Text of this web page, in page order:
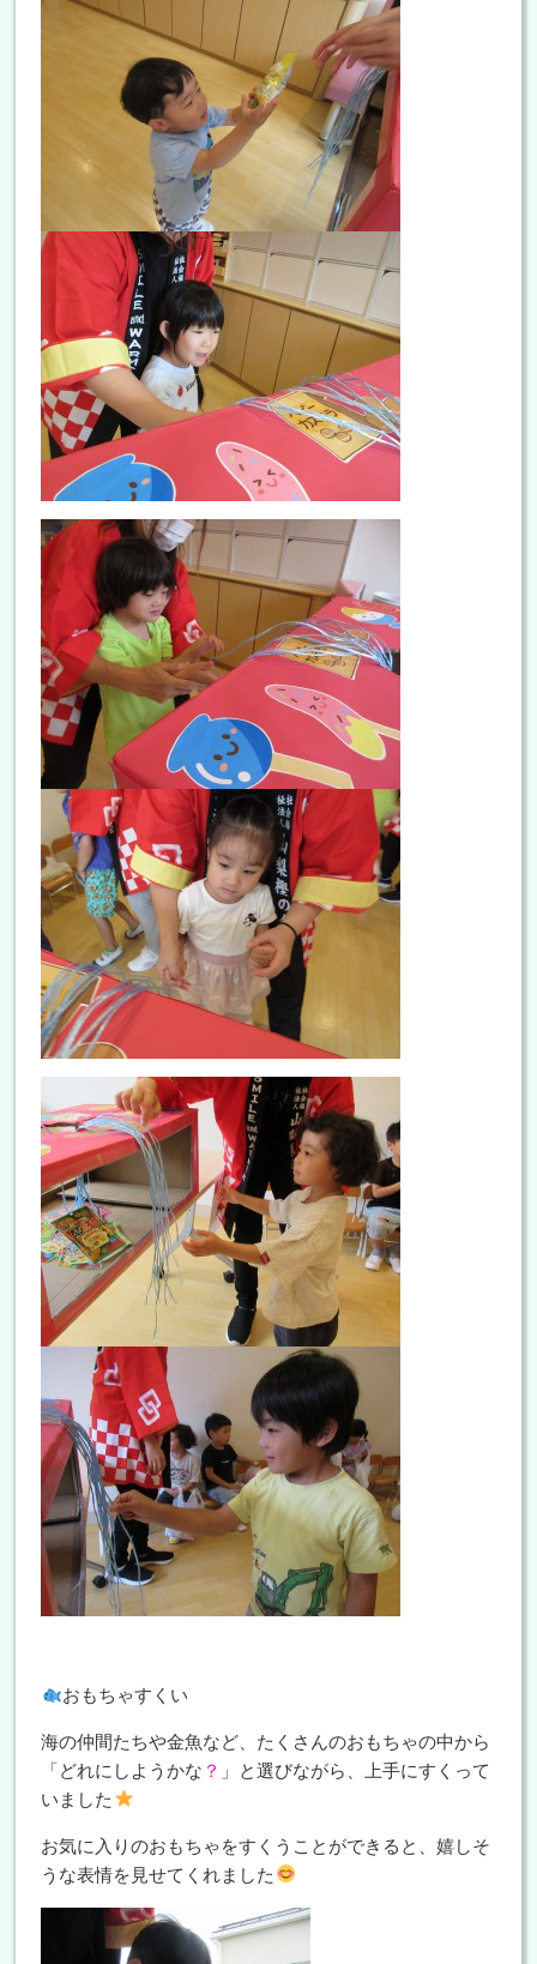
おもちゃすくい
海の仲間たちや金魚など、たくさんのおもちゃの中から
「どれにしようかな ？ 」と選びながら、上手にすくって
いました
お気に入りのおもちゃをすくうことができると、嬉しそ
うな表情を見せてくれました